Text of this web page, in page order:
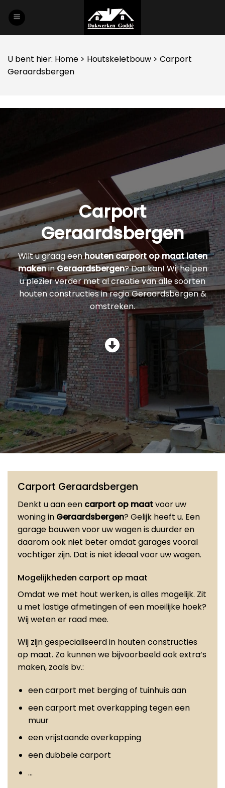
U bent hier: Home > Houtskeletbouw > Carport
Geraardsbergen
Carport
Geraardsbergen
Wilt u graag eenhouten carport op maat laten
makeninGeraardsbergen? Dat kan! Wij helpen
u plezier verder met al creatie van alle soorten
houten constructies in regio Geraardsbergen &
omstreken.
Carport Geraardsbergen
Denkt u aan een carport op maatvoor uw
woning in Geraardsbergen? Gelijk heeft u. Een
garage bouwen voor uw wagen is duurder en
daarom ook niet beter omdat garages vooral
vochtiger zijn. Dat is niet ideaal voor uw wagen.
Mogelijkheden carport op maat
Omdat we met hout werken, is alles mogelijk. Zit
u met lastige afmetingen of een moeilijke hoek?
Wij weten er raad mee.
Wij zijn gespecialiseerd in houten constructies
op maat. Zo kunnen we bijvoorbeeld ook extra’s
maken, zoals bv.:
een carport met berging of tuinhuis aan
een carport met overkapping tegen een
muur
een vrijstaande overkapping
een dubbele carport
…